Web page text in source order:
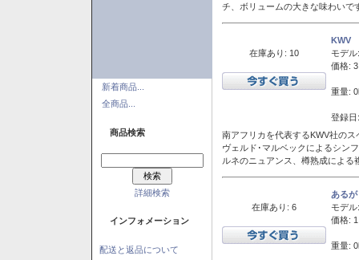
新着商品...
全商品...
商品検索
詳細検索
インフォメーション
配送と返品について
チ、ボリュームの大きな味わいで
在庫あり: 10
KWV
モデル:
価格:
重量:
登録
南アフリカを代表するKWV社の
ヴェルド･マルベックによるシン
ルネのニュアンス、樽熟成によ
在庫あり: 6
ある
モデル:
価格:
重量: